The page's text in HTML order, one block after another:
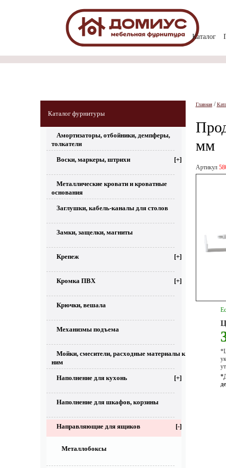
Каталог
Каталог фурнитуры
Амортизаторы, отбойники, демпферы,
толкатели
Воски, маркеры, штрихи [+]
Металлические кровати и кроватные
основания
Заглушки, кабель-каналы для столов
Замки, защелки, магниты
Крепеж [+]
Кромка ПВХ [+]
Крючки, вешала
Механизмы подъема
Мойки, смесители, расходные материалы к
ним
Наполнение для кухонь [+]
Наполнение для шкафов, корзины
Направляющие для ящиков [-]
Металлобоксы
Главная/
мм
Артикул